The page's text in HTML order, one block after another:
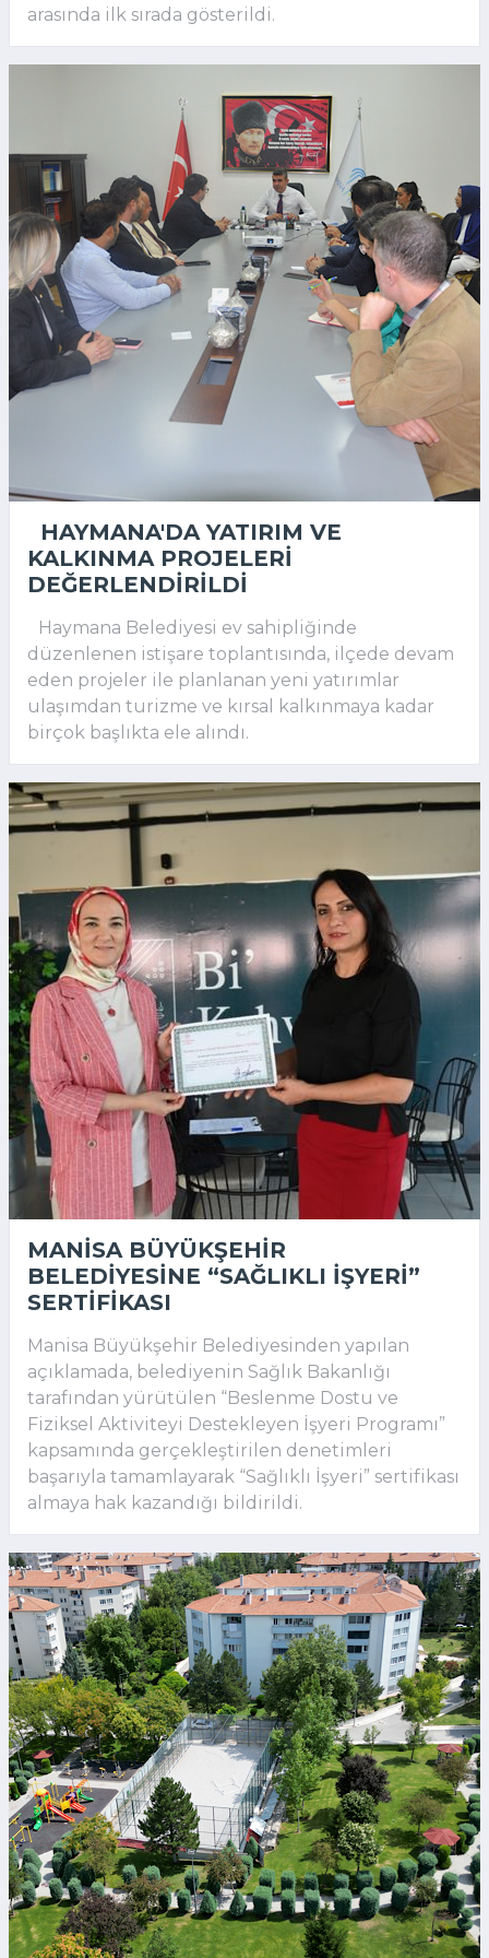
arasında ilk sırada gösterildi.
HAYMANA'DA YATIRIM VE
KALKINMA PROJELERI
DEĞERLENDIRILDI
Haymana Belediyesi ev sahipliğinde
düzenlenen istişare toplantısında, ilçede devam
eden projeler ile planlanan yeni yatırımlar
ulaşımdan turizme ve kırsal kalkınmaya kadar
birçok başlıkta ele alındı.
MANISA BÜYÜKŞEHIR
BELEDIYESINE “SAĞLIKLI İŞYERI”
SERTIFIKASI
Manisa Büyükşehir Belediyesinden yapılan
açıklamada, belediyenin Sağlık Bakanlığı
tarafından yürütülen “Beslenme Dostu ve
Fiziksel Aktiviteyi Destekleyen İşyeri Programı”
kapsamında gerçekleştirilen denetimleri
başarıyla tamamlayarak “Sağlıklı İşyeri” sertifikası
almaya hak kazandığı bildirildi.